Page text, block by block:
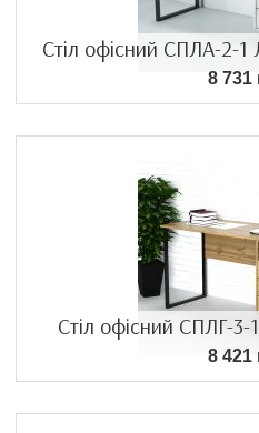
Стіл офісний СПЛА-2-
8 731
Стіл офісний СПЛГ-
8 421